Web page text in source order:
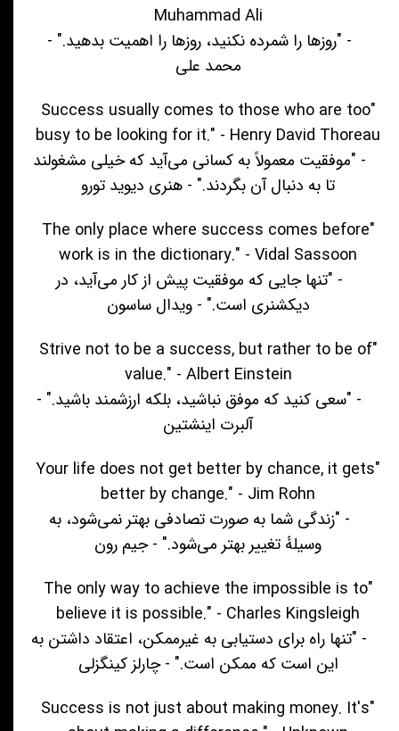
Muhammad Ali
- "روزها را شمرده نکنید، روزها را اهمیت بدهید." -
محمد علی
"Success usually comes to those who are too
busy to be looking for it." - Henry David Thoreau
- "موفقیت معمولاً به کسانی می‌آید که خیلی مشغولند
تا به دنبال آن بگردند." - هنری دیوید تورو
"The only place where success comes before
work is in the dictionary." - Vidal Sassoon
- "تنها جایی که موفقیت پیش از کار می‌آید، در
دیکشنری است." - ویدال ساسون
"Strive not to be a success, but rather to be of
value." - Albert Einstein
- "سعی کنید که موفق نباشید، بلکه ارزشمند باشید." -
آلبرت اینشتین
"Your life does not get better by chance, it gets
better by change." - Jim Rohn
- "زندگی شما به صورت تصادفی بهتر نمی‌شود، به
وسیلهٔ تغییر بهتر می‌شود." - جیم رون
"The only way to achieve the impossible is to
believe it is possible." - Charles Kingsleigh
- "تنها راه برای دستیابی به غیرممکن، اعتقاد داشتن به
این است که ممکن است." - چارلز کینگزلی
"Success is not just about making money. It's